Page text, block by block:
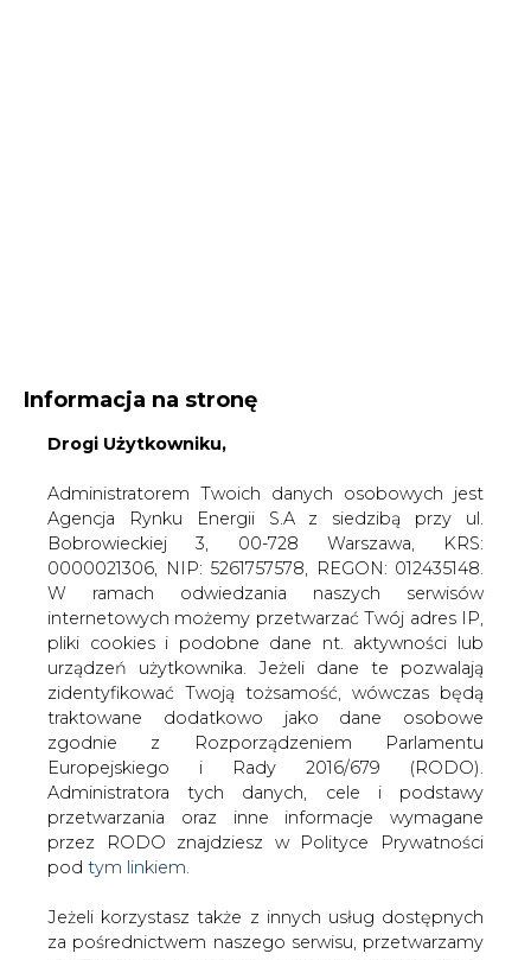
Europejskiego i Rady 2016/679 (RODO).
Administratora tych danych, cele i podstawy
przetwarzania oraz inne informacje wymagane
przez RODO znajdziesz w Polityce Prywatności
pod
tym linkiem.
Jeżeli korzystasz także z innych usług dostępnych
za pośrednictwem naszego serwisu, przetwarzamy
też Twoje dane osobowe podane przy zakładaniu
konta lub rejestracji do newslettera. Przetwarzamy
dane, które podajesz, pozostawiasz lub do których
możemy uzyskać dostęp w ramach korzystania z
Usług.
Informacje dotyczące Administratora Twoich
danych osobowych a także cele i podstawy
przetwarzania oraz inne niezbędne informacje
wymagane przez RODO znajdziesz w Polityce
Prywatności pod wskazanym linkiem (
tym linkiem
Dane zbierane na potrzeby różnych usług mogą
być przetwarzane w różnych celach, na różnych
podstawach.
Prezes ENERGI w czołówce top
Najwyższą pozycję wśród kobiet
pomorskiego biznesu zajęła Barbara
Klimiuk, prezes Koncernu
Energetycznego ENERGA, w ranking
sporządzonym przez Magazyn
Ekonomiczny "Home & Market". Spośród
100 menedżerek zarządzających
największymi firmami w Polsce prezes
ENERGI zajęła 7. miejsce.
zorganizowane, skuteczne - tak można scharakteryzować
kobiety, które znalazły się szczycie polskich firm" - pisze